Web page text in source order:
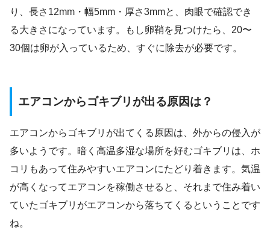
り、長さ12mm・幅5mm・厚さ3mmと、肉眼で確認でき
る大きさになっています。もし卵鞘を見つけたら、20〜
30個は卵が入っているため、すぐに除去が必要です。
エアコンからゴキブリが出る原因は？
エアコンからゴキブリが出てくる原因は、外からの侵入が
多いようです。暗く高温多湿な場所を好むゴキブリは、ホ
コリもあって住みやすいエアコンにたどり着きます。気温
が高くなってエアコンを稼働させると、それまで住み着い
ていたゴキブリがエアコンから落ちてくるということです
ね。